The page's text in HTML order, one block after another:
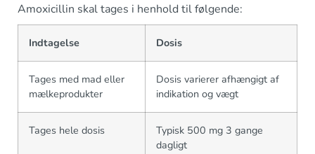
Amoxicillin skal tages i henhold til følgende:
Indtagelse Dosis
Tages med mad eller
mælkeprodukter
Dosis varierer afhængigt af
indikation og vægt
Tages hele dosis
Typisk 500 mg 3 gange
dagligt